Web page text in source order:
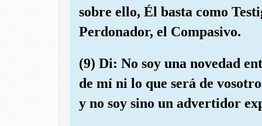
sobre ello, Él basta como
Perdonador, el Compasivo.
(9) Di: No soy una novedad
de mí ni lo que será de
y no soy sino un advertidor